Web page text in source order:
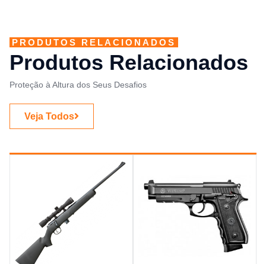
PRODUTOS RELACIONADOS
Produtos Relacionados
Proteção à Altura dos Seus Desafios
Veja Todos